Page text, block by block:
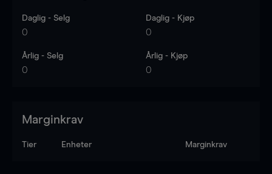
Daglig - Selg
0
Daglig - Kjøp
0
Årlig - Selg
0
Årlig - Kjøp
0
Marginkrav
Tier Enheter Marginkrav